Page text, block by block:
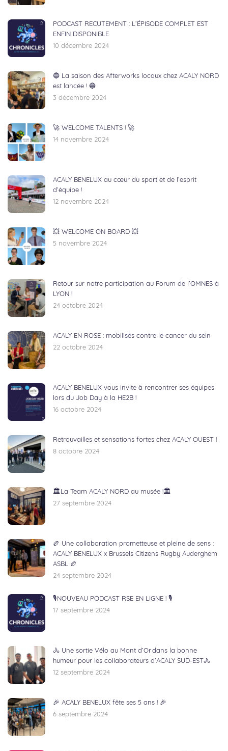
PODCAST RECUTEMENT : L’ÉPISODE COMPLET EST
ENFIN DISPONIBLE
10 décembre 2024
🔵 La saison des Afterworks locaux chez ACALY NORD
est lancée ! 🔵
3 décembre 2024
🚀 WELCOME TALENTS ! 🚀
14 novembre 2024
ACALY BENELUX au cœur du sport et de l’esprit
d’équipe !
12 novembre 2024
💥 WELCOME ON BOARD 💥
5 novembre 2024
Retour sur notre participation au Forum de l’OMNES à
LYON !
24 octobre 2024
ACALY EN ROSE : mobilisés contre le cancer du sein
22 octobre 2024
ACALY BENELUX vous invite à rencontrer ses équipes
lors du Job Day à la HE2B !
16 octobre 2024
Retrouvailles et sensations fortes chez ACALY OUEST !
8 octobre 2024
🏛️La Team ACALY NORD au musée !🏛️
27 septembre 2024
🏉 Une collaboration prometteuse et pleine de sens :
ACALY BENELUX x Brussels Citizens Rugby Auderghem
ASBL 🏉
24 septembre 2024
🎙NOUVEAU PODCAST RSE EN LIGNE ! 🎙
17 septembre 2024
🚴 Une sortie Vélo au Mont d’Or dans la bonne
humeur pour les collaborateurs d’ACALY SUD-EST🚴
12 septembre 2024
🎉 ACALY BENELUX fête ses 5 ans ! 🎉
6 septembre 2024